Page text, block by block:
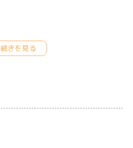
続きを見る